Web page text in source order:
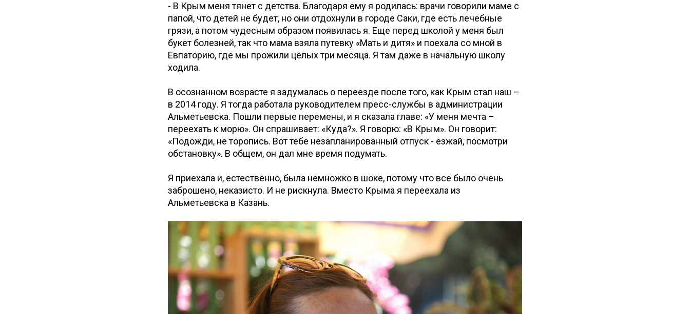
- В Крым меня тянет с детства. Благодаря ему я родилась: врачи говорили маме с
папой, что детей не будет, но они отдохнули в городе Саки, где есть лечебные
грязи, а потом чудесным образом появилась я. Еще перед школой у меня был
букет болезней, так что мама взяла путевку «Мать и дитя» и поехала со мной в
Евпаторию, где мы прожили целых три месяца. Я там даже в начальную школу
ходила.
В осознанном возрасте я задумалась о переезде после того, как Крым стал наш –
в 2014 году. Я тогда работала руководителем пресс-службы в администрации
Альметьевска. Пошли первые перемены, и я сказала главе: «У меня мечта –
переехать к морю». Он спрашивает: «Куда?». Я говорю: «В Крым». Он говорит:
«Подожди, не торопись. Вот тебе незапланированный отпуск - езжай, посмотри
обстановку». В общем, он дал мне время подумать.
Я приехала и, естественно, была немножко в шоке, потому что все было очень
заброшено, неказисто. И не рискнула. Вместо Крыма я переехала из
Альметьевска в Казань.